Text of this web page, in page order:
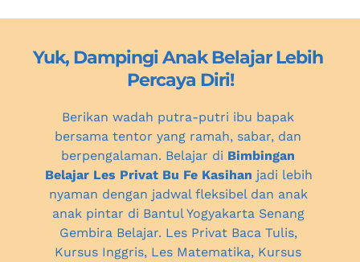
Yuk, Dampingi Anak Belajar Lebih
Percaya Diri!
Berikan wadah putra-putri ibu bapak
bersama tentor yang ramah, sabar, dan
berpengalaman. Belajar di Bimbingan
Belajar Les Privat Bu Fe Kasihan jadi lebih
nyaman dengan jadwal fleksibel dan anak
anak pintar di Bantul Yogyakarta Senang
Gembira Belajar. Les Privat Baca Tulis,
Kursus Inggris, Les Matematika, Kursus